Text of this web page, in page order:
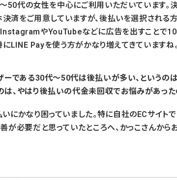
50代の女性を中心にご利用いただいています。
ホ決済をご用意していますが、後払いを選択される
InstagramやYouTubeなどに広告を出すことで
にLINE Payを使う方がかなり増えてきていますね。
ーである30代～50代は後払いが多い、というの
、やはり後払いの代金未回収でお悩みがあった
にかなり困っていました。特に自社のECサイト
が必要だと思っていたところへ、かっこさんか